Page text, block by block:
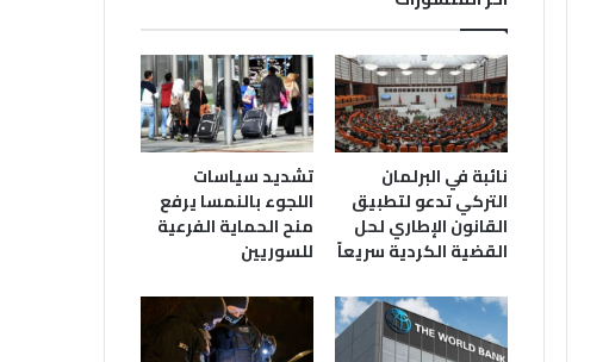
نائبة في البرلمان
التركي تدعو لتطبيق
القانون الإطاري لحل
القضية الكردية سريعاً
تشديد سياسات
اللجوء بالنمسا يرفع
منح الحماية الفرعية
للسوريين